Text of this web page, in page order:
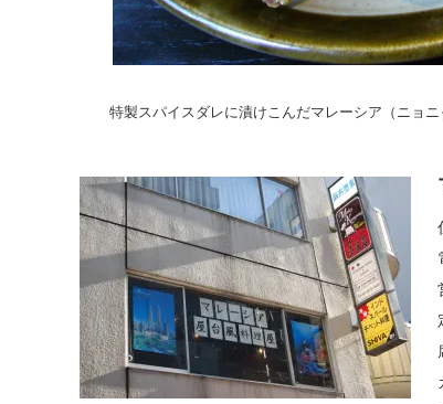
特製スパイスダレに漬けこんだマレーシア（ニョ